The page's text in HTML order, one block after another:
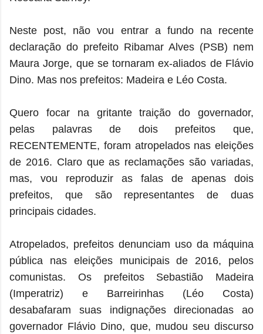
Neste post, não vou entrar a fundo na recente
declaração do prefeito Ribamar Alves (PSB) nem
Maura Jorge, que se tornaram ex-aliados de Flávio
Dino. Mas nos prefeitos: Madeira e Léo Costa.
Quero focar na gritante traição do governador,
pelas palavras de dois prefeitos que,
RECENTEMENTE, foram atropelados nas eleições
de 2016. Claro que as reclamações são variadas,
mas, vou reproduzir as falas de apenas dois
prefeitos, que são representantes de duas
principais cidades.
Atropelados, prefeitos denunciam uso da máquina
pública nas eleições municipais de 2016, pelos
comunistas. Os prefeitos Sebastião Madeira
(Imperatriz) e Barreirinhas (Léo Costa)
desabafaram suas indignações direcionadas ao
governador Flávio Dino, que, mudou seu discurso